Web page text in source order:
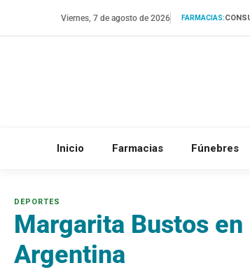
Viernes, 7 de agosto de 2026 FARMACIAS:
Inicio Farmacias Fúnebres
Margarita Bustos
Argentina